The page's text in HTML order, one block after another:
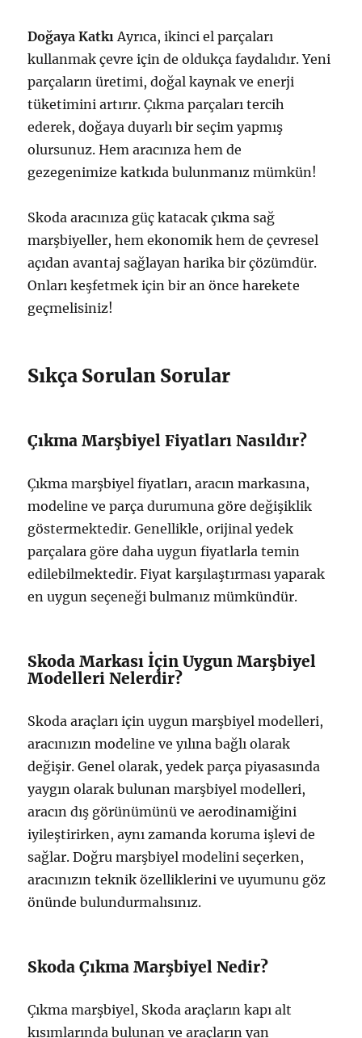
Doğaya KatkıAyrıca, ikinci el parçaları
kullanmak çevre için de oldukça faydalıdır. Yeni
parçaların üretimi, doğal kaynak ve enerji
tüketimini artırır. Çıkma parçaları tercih
ederek, doğaya duyarlı bir seçim yapmış
olursunuz. Hem aracınıza hem de
gezegenimize katkıda bulunmanız mümkün!
Skoda aracınıza güç katacak çıkma sağ
marşbiyeller, hem ekonomik hem de çevresel
açıdan avantaj sağlayan harika bir çözümdür.
Onları keşfetmek için bir an önce harekete
geçmelisiniz!
Sıkça Sorulan Sorular
Çıkma Marşbiyel Fiyatları Nasıldır?
Çıkma marşbiyel fiyatları, aracın markasına,
modeline ve parça durumuna göre değişiklik
göstermektedir. Genellikle, orijinal yedek
parçalara göre daha uygun fiyatlarla temin
edilebilmektedir. Fiyat karşılaştırması yaparak
en uygun seçeneği bulmanız mümkündür.
Skoda Markası İçin Uygun Marşbiyel
Modelleri Nelerdir?
Skoda araçları için uygun marşbiyel modelleri,
aracınızın modeline ve yılına bağlı olarak
değişir. Genel olarak, yedek parça piyasasında
yaygın olarak bulunan marşbiyel modelleri,
aracın dış görünümünü ve aerodinamiğini
iyileştirirken, aynı zamanda koruma işlevi de
sağlar. Doğru marşbiyel modelini seçerken,
aracınızın teknik özelliklerini ve uyumunu göz
önünde bulundurmalısınız.
Skoda Çıkma Marşbiyel Nedir?
Çıkma marşbiyel, Skoda araçların kapı alt
kısımlarında bulunan ve araçların yan